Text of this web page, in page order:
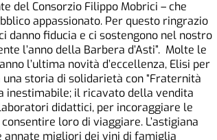
del Consorzio Filippo Mobrici – che
appassionato. Per questo ringrazio
danno fiducia e ci sostengono nel nostro
l’anno della Barbera d’Asti”. Molte le
l’ultima novità d’eccellenza, Elisi per
storia di solidarietà con “Fraternità
inestimabile; il ricavato della vendita
didattici, per incoraggiare le
loro di viaggiare. L’astigiana
annate migliori dei vini di famiglia